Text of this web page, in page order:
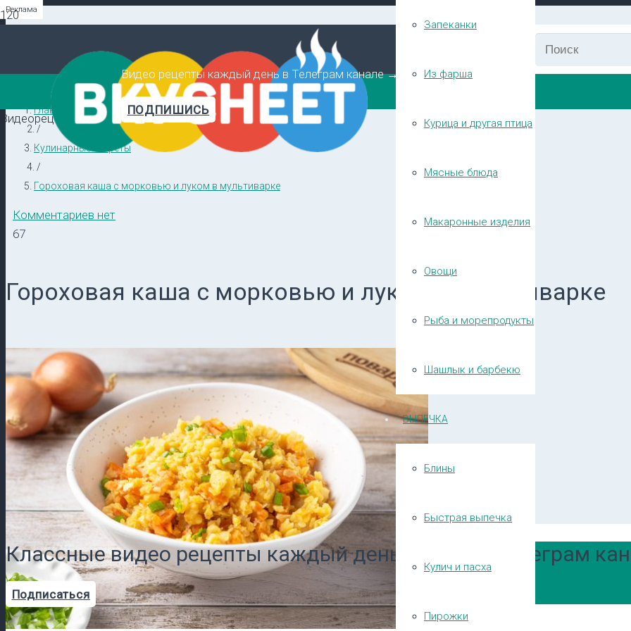
Запеканки
Из фарша
Курица и другая птица
Мясные блюда
Макаронные изделия
Овощи
Рыба и морепродукты
Шашлык и барбекю
ВЫПЕЧКА
Блины
Быстрая выпечка
Кулич и пасха
Пирожки
Видео рецепты каждый день в Телеграм канале →
ПОДПИШИСЬ
Видеорецепты в ТГ →
Главная
/
Кулинарные секреты
/
Гороховая каша с морковью и луком в мультиварке
Комментариев нет
67
Гороховая каша с морковью и луком в мультиварке
Классные видео рецепты каждый день в нашем Телеграм
Подписаться
Реклама
Реклама
Реклама